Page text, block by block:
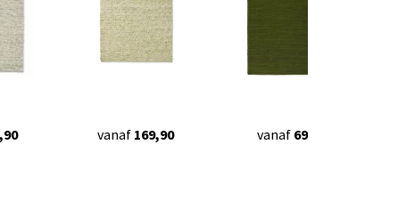
vanaf 169,90 vanaf 69,90